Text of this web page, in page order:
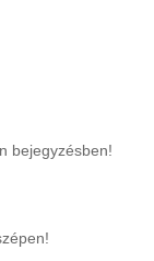
bejegyzésben!